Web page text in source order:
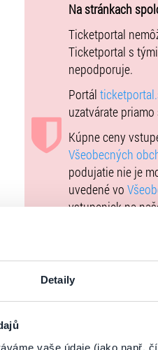
Detaily
vaše údaje (jako např.
Zľavy/Discounts: bez
Na stránkach
Ticketportal
Ticketportal s
nepodporuje.
Portál
uzatvárate
Kúpne ceny
Všeobecných
podujatie nie je
uvedené vo
vstupeniek na
Usporiadateľ sa
uplatniteľným
stránke